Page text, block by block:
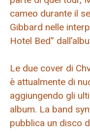
cameo durante il
Gibbard nelle
Hotel Bed”
Le due cover di
è attualmente di
aggiungendo gli
album. La band
pubblica un disco